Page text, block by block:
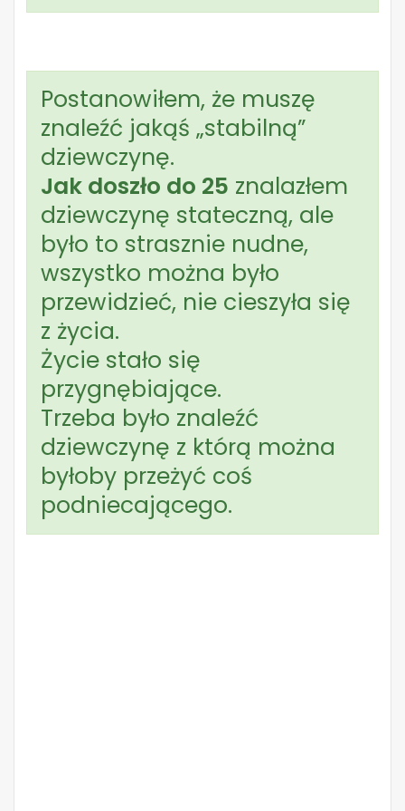
Postanowiłem, że muszę
znaleźć jakąś „stabilną”
dziewczynę.
Jak doszło do 25 znalazłem
dziewczynę stateczną, ale
było to strasznie nudne,
wszystko można było
przewidzieć, nie cieszyła się
z życia.
Życie stało się
przygnębiające.
Trzeba było znaleźć
dziewczynę z którą można
byłoby przeżyć coś
podniecającego.